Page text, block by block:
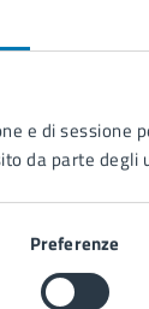
e di
da parte degli
Preferenze
assistenza
appuntamento
in città
disservizio